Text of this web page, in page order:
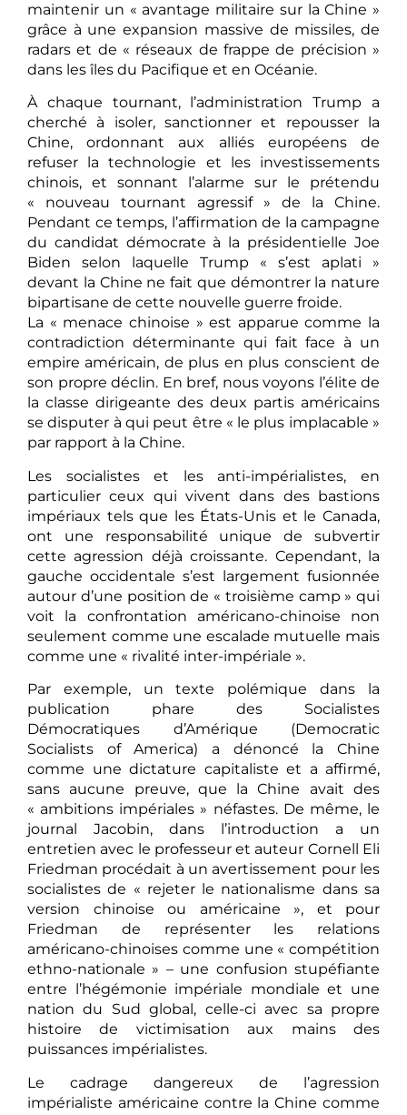
maintenir un « avantage militaire sur la Chine »
grâce à une expansion massive de missiles, de
radars et de « réseaux de frappe de précision »
dans les îles du Pacifique et en Océanie.
À chaque tournant, l’administration Trump a
cherché à isoler, sanctionner et repousser la
Chine, ordonnant aux alliés européens de
refuser la technologie et les investissements
chinois, et sonnant l’alarme sur le prétendu
« nouveau tournant agressif » de la Chine.
Pendant ce temps, l’affirmation de la campagne
du candidat démocrate à la présidentielle Joe
Biden selon laquelle Trump « s’est aplati »
devant la Chine ne fait que démontrer la nature
bipartisane de cette nouvelle guerre froide.
La « menace chinoise » est apparue comme la
contradiction déterminante qui fait face à un
empire américain, de plus en plus conscient de
son propre déclin. En bref, nous voyons l’élite de
la classe dirigeante des deux partis américains
se disputer à qui peut être « le plus implacable »
par rapport à la Chine.
Les socialistes et les anti-impérialistes, en
particulier ceux qui vivent dans des bastions
impériaux tels que les États-Unis et le Canada,
ont une responsabilité unique de subvertir
cette agression déjà croissante. Cependant, la
gauche occidentale s’est largement fusionnée
autour d’une position de « troisième camp » qui
voit la confrontation américano-chinoise non
seulement comme une escalade mutuelle mais
comme une « rivalité inter-impériale ».
Par exemple, un texte polémique dans la
publication phare des Socialistes
Démocratiques d’Amérique (Democratic
Socialists of America) a dénoncé la Chine
comme une dictature capitaliste et a affirmé,
sans aucune preuve, que la Chine avait des
« ambitions impériales » néfastes. De même, le
journal Jacobin, dans l’introduction a un
entretien avec le professeur et auteur Cornell Eli
Friedman procédait à un avertissement pour les
socialistes de « rejeter le nationalisme dans sa
version chinoise ou américaine », et pour
Friedman de représenter les relations
américano-chinoises comme une « compétition
ethno-nationale » – une confusion stupéfiante
entre l’hégémonie impériale mondiale et une
nation du Sud global, celle-ci avec sa propre
histoire de victimisation aux mains des
puissances impérialistes.
Le cadrage dangereux de l’agression
impérialiste américaine contre la Chine comme